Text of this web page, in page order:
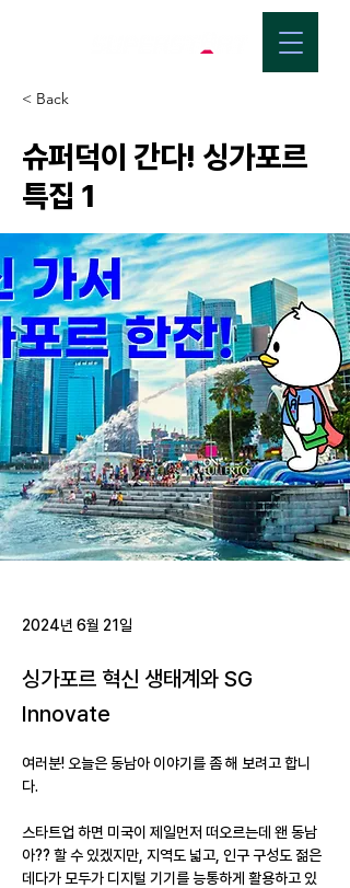
< Back
슈퍼덕이 간다! 싱가포르
특집 1
2024년 6월 21일
싱가포르 혁신 생태계와 SG
Innovate
여러분! 오늘은 동남아 이야기를 좀 해 보려고 합니
다.
스타트업 하면 미국이 제일먼저 떠오르는데 왠 동남
아?? 할 수 있겠지만, 지역도 넓고, 인구 구성도 젊은
데다가 모두가 디지털 기기를 능통하게 활용하고 있